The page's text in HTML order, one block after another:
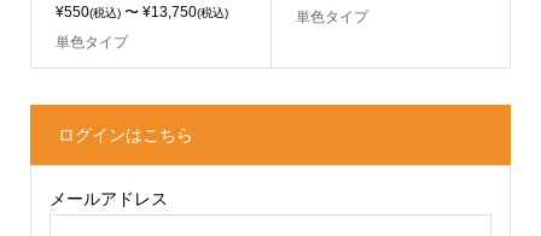
¥550(税込)〜 ¥13,750(税込)
単色タイプ
単色タイプ
ログインはこちら
メールアドレス